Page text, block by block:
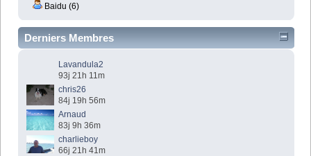
Baidu (6)
Derniers Membres
Lavandula2
93j 21h 11m
chris26
84j 19h 56m
Arnaud
83j 9h 36m
charlieboy
66j 21h 41m